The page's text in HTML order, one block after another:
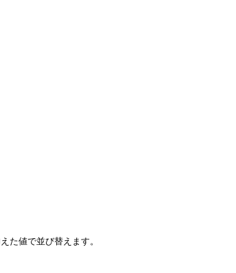
た値で並び替えます。